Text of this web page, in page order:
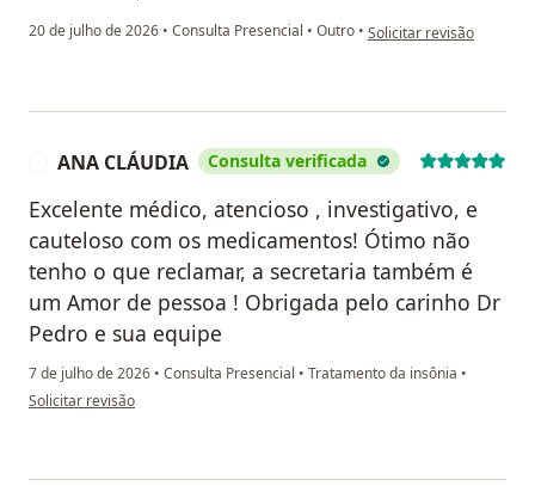
20 de julho de 2026 • Consulta Presencial • Outro • na opinião do utilizador
Solicitar revisão
ANA CLÁUDIA Consulta verificada
Excelente médico, atencioso , investigativo, e
cauteloso com os medicamentos! Ótimo não
tenho o que reclamar, a secretaria também é
um Amor de pessoa ! Obrigada pelo carinho Dr
Pedro e sua equipe
7 de julho de 2026 • Consulta Presencial • Tratamento da insônia •
na opinião do utilizador ANA CLÁUDIA
Solicitar revisão